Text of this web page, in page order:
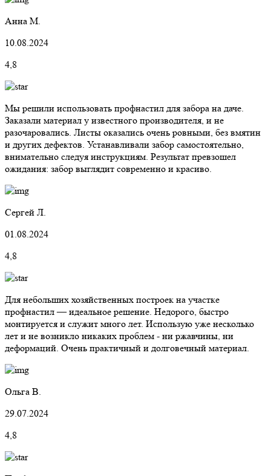
Анна М.
10.08.2024
4,8
Мы решили использовать профнастил для забора на даче.
Заказали материал у известного производителя, и не
разочаровались. Листы оказались очень ровными, без вмятин
и других дефектов. Устанавливали забор самостоятельно,
внимательно следуя инструкциям. Результат превзошел
ожидания: забор выглядит современно и красиво.
Сергей Л.
01.08.2024
4,8
Для небольших хозяйственных построек на участке
профнастил — идеальное решение. Недорого, быстро
монтируется и служит много лет. Использую уже несколько
лет и не возникло никаких проблем - ни ржавчины, ни
деформаций. Очень практичный и долговечный материал.
Ольга В.
29.07.2024
4,8